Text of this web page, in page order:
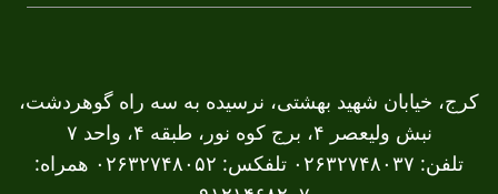
کرج، خیابان شهید بهشتی، نرسیده به سه راه گوهردشت،
نبش ولیعصر ۴، برج کوه نور، طبقه ۴، واحد ۷
تلفن: ۰۲۶۳۲۷۴۸۰۳۷ تلفکس: ۰۲۶۳۲۷۴۸۰۵۲ همراه: